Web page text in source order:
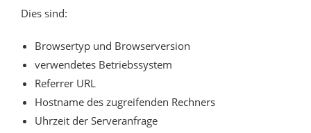
Dies sind:
Browsertyp und Browserversion
verwendetes Betriebssystem
Referrer URL
Hostname des zugreifenden Rechners
Uhrzeit der Serveranfrage